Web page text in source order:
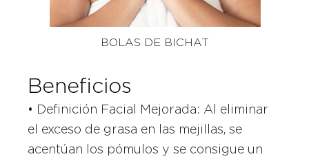
BOLAS DE BICHAT
Beneficios
• Definición Facial Mejorada: Al eliminar
el exceso de grasa en las mejillas, se
acentúan los pómulos y se consigue un